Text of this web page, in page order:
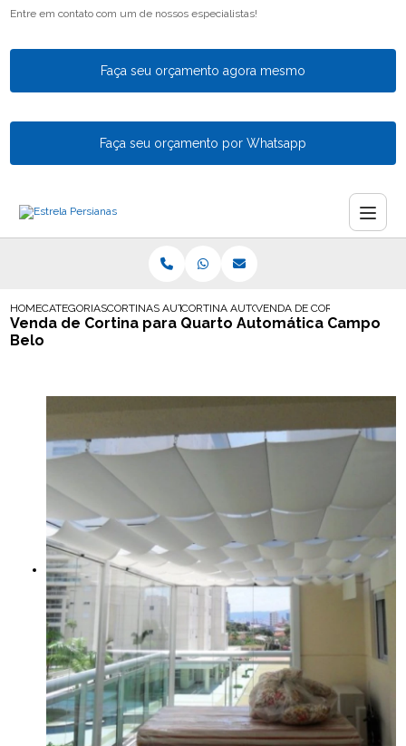
Entre em contato com um de nossos especialistas!
Faça seu orçamento agora mesmo
Faça seu orçamento por Whatsapp
HOMECATEGORIASCORTINAS AUTOMATICASCORTINA AUTOMATICA SOB MEDIDA
VENDA DE CORTINA PARA
Venda de Cortina para Quarto Automática Campo
Belo